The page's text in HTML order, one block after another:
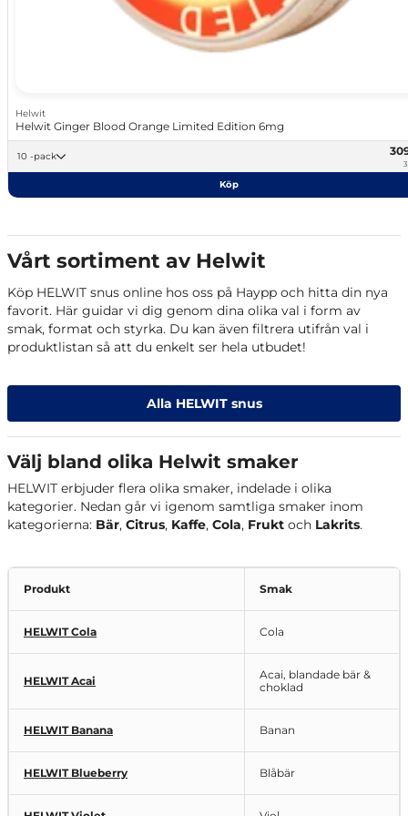
Helwit
Helwit Ginger Blood Orange Limited Edition 6mg
10 -pack
Köp
Vårt sortiment av Helwit
Köp HELWIT snus online hos oss på Haypp och hitta din nya
favorit. Här guidar vi dig genom dina olika val i form av
smak, format och styrka. Du kan även filtrera utifrån val i
produktlistan så att du enkelt ser hela utbudet!
Alla HELWIT snus
Välj bland olika Helwit smaker
HELWIT erbjuder flera olika smaker, indelade i olika
kategorier. Nedan går vi igenom samtliga smaker inom
kategorierna: Bär, Citrus, Kaffe, Cola, Frukt och Lakrits.
Produkt Smak
HELWIT Cola Cola
HELWIT Acai
Acai, blandade bär &
choklad
HELWIT Banana Banan
HELWIT Blueberry Blåbär